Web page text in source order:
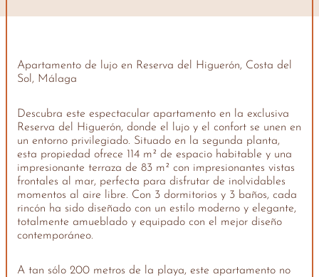
Apartamento de lujo en Reserva del Higuerón, Costa del
Sol, Málaga
Descubra este espectacular apartamento en la exclusiva
Reserva del Higuerón, donde el lujo y el confort se unen en
un entorno privilegiado. Situado en la segunda planta,
esta propiedad ofrece 114 m² de espacio habitable y una
impresionante terraza de 83 m² con impresionantes vistas
frontales al mar, perfecta para disfrutar de inolvidables
momentos al aire libre. Con 3 dormitorios y 3 baños, cada
rincón ha sido diseñado con un estilo moderno y elegante,
totalmente amueblado y equipado con el mejor diseño
contemporáneo.
A tan sólo 200 metros de la playa, este apartamento no